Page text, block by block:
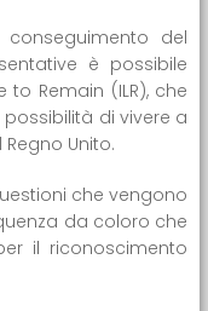
del
è possibile
to Remain (ILR), che
di vivere a
Unito.
che vengono
da coloro che
il riconoscimento